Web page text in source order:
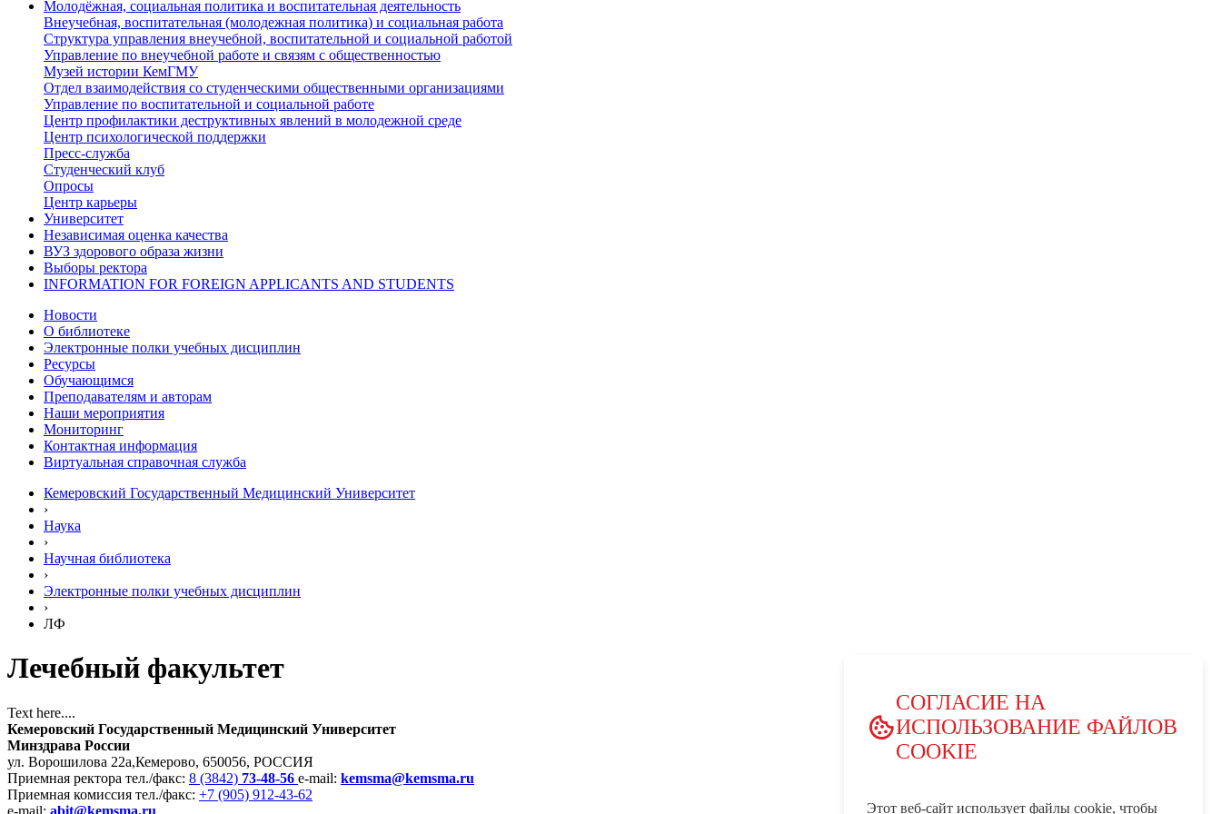
Молодёжная, социальная политика и воспитательная деятельность
Внеучебная, воспитательная (молодежная политика) и социальная работа
Структура управления внеучебной, воспитательной и социальной работой
Управление по внеучебной работе и связям с общественностью
Музей истории КемГМУ
Отдел взаимодействия со студенческими общественными организациями
Управление по воспитательной и социальной работе
Центр профилактики деструктивных явлений в молодежной среде
Центр психологической поддержки
Пресс-служба
Студенческий клуб
Опросы
Центр карьеры
Университет
Независимая оценка качества
ВУЗ здорового образа жизни
Выборы ректора
INFORMATION FOR FOREIGN APPLICANTS AND STUDENTS
Новости
О библиотеке
Электронные полки учебных дисциплин
Ресурсы
Обучающимся
Преподавателям и авторам
Наши мероприятия
Мониторинг
Контактная информация
Виртуальная справочная служба
Кемеровский Государственный Медицинский Университет
›
Наука
›
Научная библиотека
›
Электронные полки учебных диcциплин
›
ЛФ
Лечебный факультет
Text here....
Кемеровский Государственный Медицинский Университет
Минздрава России
ул. Ворошилова 22а,Кемерово, 650056, РОССИЯ
Приемная ректора тел./факс: 8 (3842) 73-48-56 e-mail: kemsma@kemsma.ru
Приемная комиссия тел./факс: +7 (905) 912-43-62
e-mail: abit@kemsma.ru
СОГЛАСИЕ НА
ИСПОЛЬЗОВАНИЕ ФАЙЛОВ
COOKIE
Этот веб-сайт использует файлы cookie, чтобы